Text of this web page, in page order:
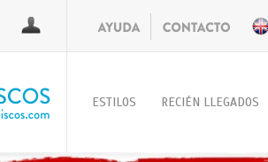
ESTILOS RECIÉN LLEGADOS